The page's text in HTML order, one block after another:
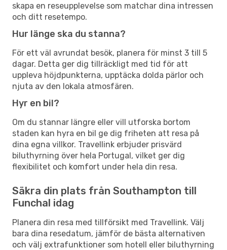
skapa en reseupplevelse som matchar dina intressen
och ditt resetempo.
Hur länge ska du stanna?
För ett väl avrundat besök, planera för minst 3 till 5
dagar. Detta ger dig tillräckligt med tid för att
uppleva höjdpunkterna, upptäcka dolda pärlor och
njuta av den lokala atmosfären.
Hyr en bil?
Om du stannar längre eller vill utforska bortom
staden kan hyra en bil ge dig friheten att resa på
dina egna villkor. Travellink erbjuder prisvärd
biluthyrning över hela Portugal, vilket ger dig
flexibilitet och komfort under hela din resa.
Säkra din plats från Southampton till
Funchal idag
Planera din resa med tillförsikt med Travellink. Välj
bara dina resedatum, jämför de bästa alternativen
och välj extrafunktioner som hotell eller biluthyrning